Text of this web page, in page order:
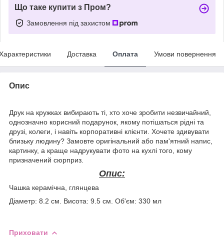
Що таке купити з Пром?
Замовлення під захистом
Доставка Оплата Умови повернення
Опис
Друк на кружках вибирають ті, хто хоче зробити незвичайний,
однозначно корисний подарунок, якому потішаться рідні та
друзі, колеги, і навіть корпоративні клієнти. Хочете здивувати
близьку людину? Замовте оригінальний або пам'ятний напис,
картинку, а краще надрукувати фото на кухлі того, кому
призначений сюрприз.
Опис:
Чашка керамічна, глянцева
Діаметр: 8.2 см. Висота: 9.5 см. Об'єм: 330 мл
Приховати